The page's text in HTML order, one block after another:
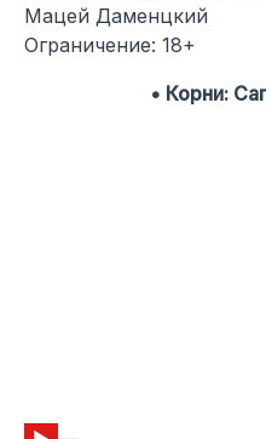
Мацей Даменцкий
Ограничение: 18+
• Корни: